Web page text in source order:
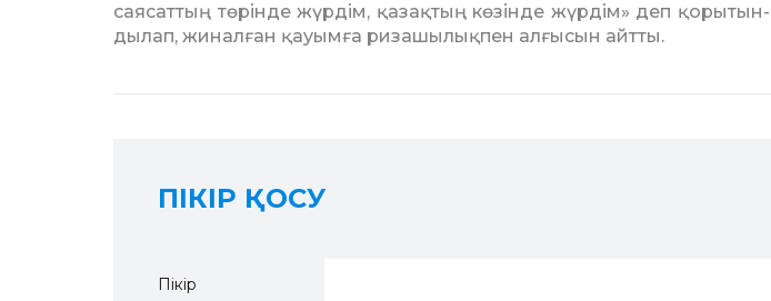
саясаттың төрінде жүрдім, қазақ­тың көзінде жүрдім» деп қорытын­
ды­лап, жиналған қауымға риза­шы­лықпен алғысын айтты.
ПІКІР ҚОСУ
Пікір